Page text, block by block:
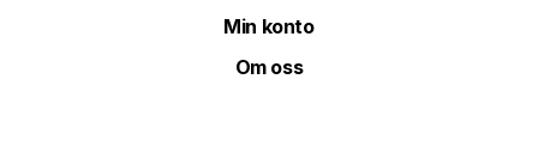
Min konto
Om oss